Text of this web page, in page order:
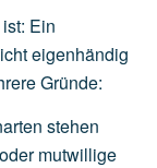
Ein
eigenhändig
Gründe:
stehen
oder mutwillige